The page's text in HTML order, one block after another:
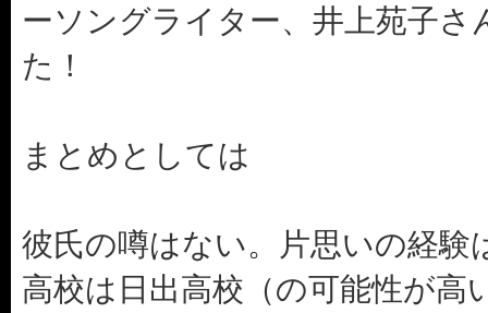
ーソングライター、井上苑子
た！
まとめとしては
彼氏の噂はない。片思いの経験
高校は日出高校（の可能性が高